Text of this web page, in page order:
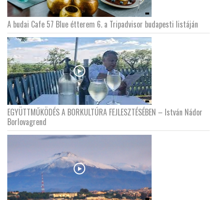
A budai Cafe 57 Blue étterem 6. a Tripadvisor budapesti listáján
EGYÜTTMŰKÖDÉS A BORKULTÚRA FEJLESZTÉSÉBEN – István Nádor
Borlovagrend